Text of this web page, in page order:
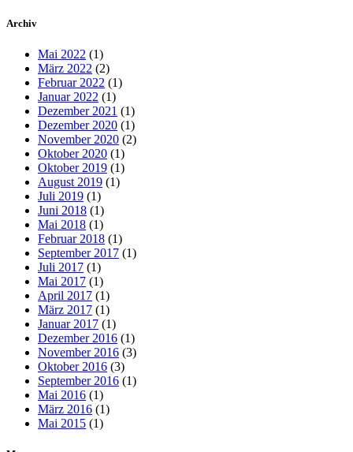
Archiv
Mai 2022 (1)
März 2022 (2)
Februar 2022 (1)
Januar 2022 (1)
Dezember 2021 (1)
Dezember 2020 (1)
November 2020 (2)
Oktober 2020 (1)
Oktober 2019 (1)
August 2019 (1)
Juli 2019 (1)
Juni 2018 (1)
Mai 2018 (1)
Februar 2018 (1)
September 2017 (1)
Juli 2017 (1)
Mai 2017 (1)
April 2017 (1)
März 2017 (1)
Januar 2017 (1)
Dezember 2016 (1)
November 2016 (3)
Oktober 2016 (3)
September 2016 (1)
Mai 2016 (1)
März 2016 (1)
Mai 2015 (1)